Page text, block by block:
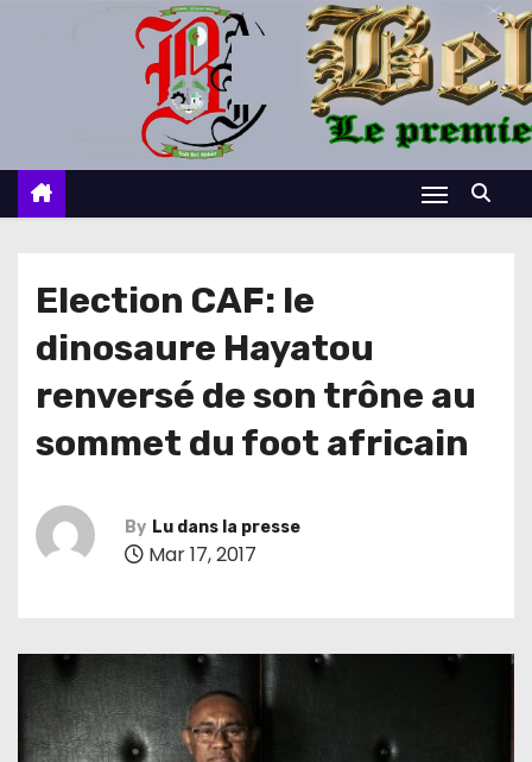
c
Election CAF: le
dinosaure Hayatou
renversé de son trône au
sommet du foot africain
By Lu dans la presse
Mar 17, 2017